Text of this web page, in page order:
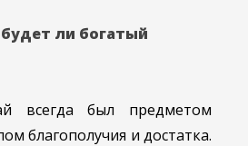
ли богатый
всегда был предметом
благополучия и достатка.